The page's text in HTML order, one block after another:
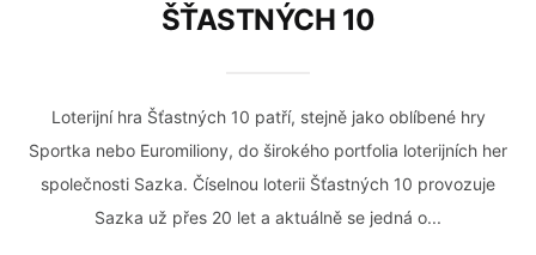
ŠŤASTNÝCH 10
Loterijní hra Šťastných 10 patří, stejně jako oblíbené hry
Sportka nebo Euromiliony, do širokého portfolia loterijních her
společnosti Sazka. Číselnou loterii Šťastných 10 provozuje
Sazka už přes 20 let a aktuálně se jedná o...